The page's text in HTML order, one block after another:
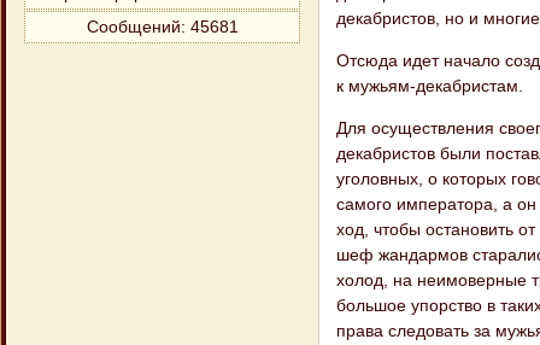
Сообщений: 45681
декабристов, но и
Отсюда идет начало
к мужьям-декабристам.
Для осуществления
декабристов были
уголовных, о которых
самого императора, а он
ход, чтобы остановить
шеф жандармов
холод, на неимоверные
большое упорство в
права следовать за